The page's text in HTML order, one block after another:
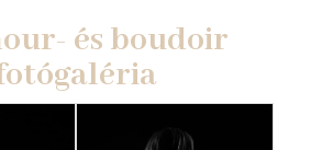
és boudoir